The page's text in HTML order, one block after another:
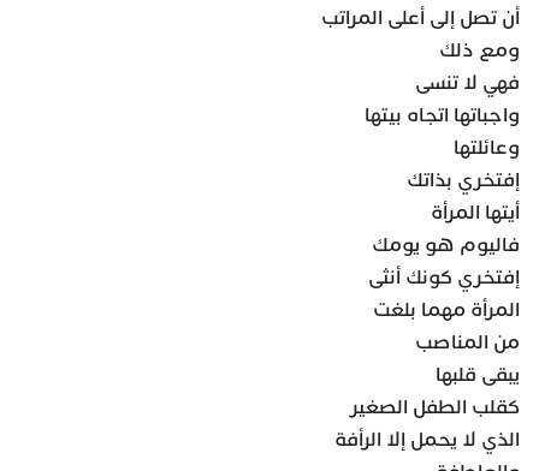
أن تصل إلى أعلى المراتب
ومع ذلك
فهي لا تنسى
واجباتها اتجاه بيتها
وعائلتها
إفتخري بذاتك
أيتها المرأة
فاليوم هو يومك
إفتخري كونك أنثى
المرأة مهما بلغت
من المناصب
يبقى قلبها
كقلب الطفل الصغير
الذي لا يحمل إلا الرأفة